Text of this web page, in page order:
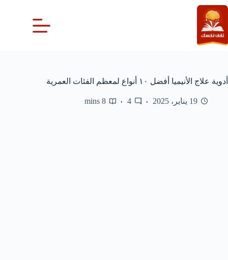
التجاوز
إلى
المحتوى
أدوية علاج الأنيميا أفضل ١٠ أنواع لمعظم الفئات العمرية
19 يناير، 2025 4
8 mins